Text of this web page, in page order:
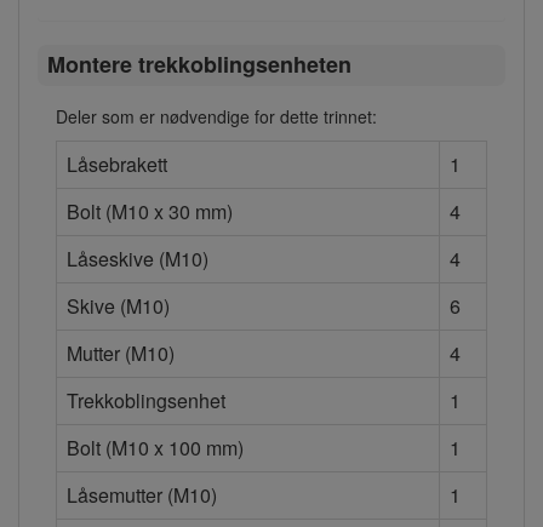
Montere trekkoblingsenheten
Deler som er nødvendige for dette trinnet:
Låsebrakett
1
Bolt (M10 x 30 mm)
4
Låseskive (M10)
4
Skive (M10)
6
Mutter (M10)
4
Trekkoblingsenhet
1
Bolt (M10 x 100 mm)
1
Låsemutter (M10)
1